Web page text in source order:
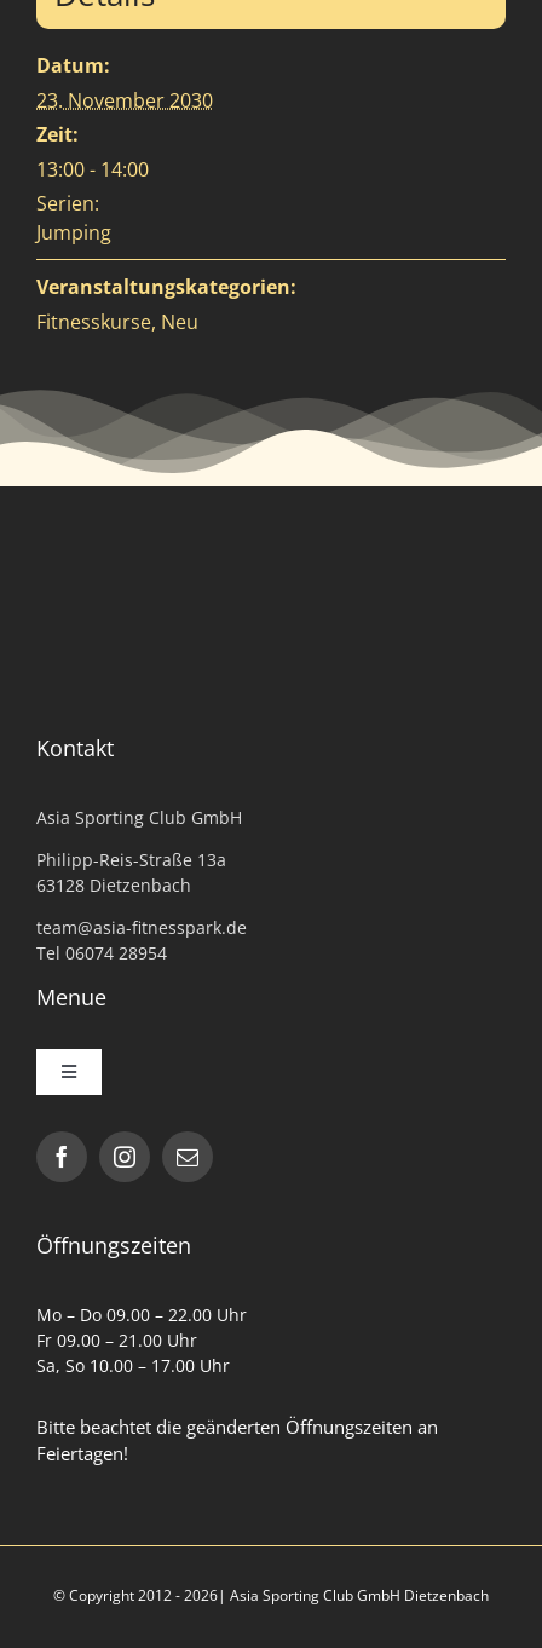
Datum:
23. November 2030
Zeit:
13:00 - 14:00
Serien:
Jumping
Veranstaltungskategorien:
Fitnesskurse, Neu
Kontakt
Asia Sporting Club GmbH
Philipp-Reis-Straße 13a
63128 Dietzenbach
team@asia-fitnesspark.de
Tel 06074 28954
Menue
Toggle
Impressum
Cookie-Richtlinie (EU)
Partner
Öffnungszeiten
Mo – Do 09.00 – 22.00 Uhr
Fr 09.00 – 21.00 Uhr
Sa, So 10.00 – 17.00 Uhr
Bitte beachtet die geänderten Öffnungszeiten an
Feiertagen!
© Copyright 2012 - 2026| Asia Sporting Club GmbH Dietzenbach